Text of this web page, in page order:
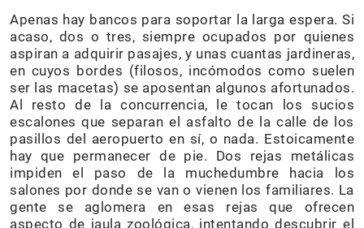
Apenas hay bancos para soportar la larga espera. Si
acaso, dos o tres, siempre ocupados por quienes
aspiran a adquirir pasajes, y unas cuantas jardineras,
en cuyos bordes (filosos, incómodos como suelen
ser las macetas) se aposentan algunos afortunados.
Al resto de la concurrencia, le tocan los sucios
escalones que separan el asfalto de la calle de los
pasillos del aeropuerto en sí, o nada. Estoicamente
hay que permanecer de pie. Dos rejas metálicas
impiden el paso de la muchedumbre hacia los
salones por donde se van o vienen los familiares. La
gente se aglomera en esas rejas que ofrecen
aspecto de jaula zoológica, intentando descubrir el